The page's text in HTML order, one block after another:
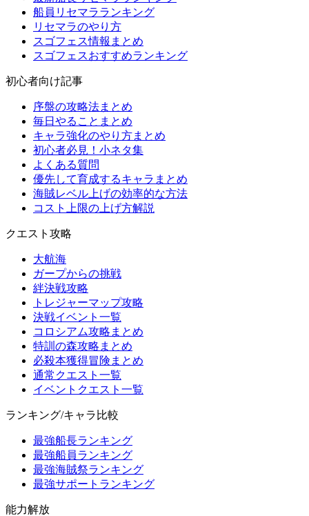
船員リセマラランキング
リセマラのやり方
スゴフェス情報まとめ
スゴフェスおすすめランキング
初心者向け記事
序盤の攻略法まとめ
毎日やることまとめ
キャラ強化のやり方まとめ
初心者必見！小ネタ集
よくある質問
優先して育成するキャラまとめ
海賊レベル上げの効率的な方法
コスト上限の上げ方解説
クエスト攻略
大航海
ガープからの挑戦
絆決戦攻略
トレジャーマップ攻略
決戦イベント一覧
コロシアム攻略まとめ
特訓の森攻略まとめ
必殺本獲得冒険まとめ
通常クエスト一覧
イベントクエスト一覧
ランキング/キャラ比較
最強船長ランキング
最強船員ランキング
最強海賊祭ランキング
最強サポートランキング
能力解放